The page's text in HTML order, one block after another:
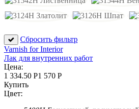
Сбросить фильтр
Varnish for Interior
Лак для внутренних работ
Цена:
1 334.50 Р1 570 Р
Купить
Цвет: